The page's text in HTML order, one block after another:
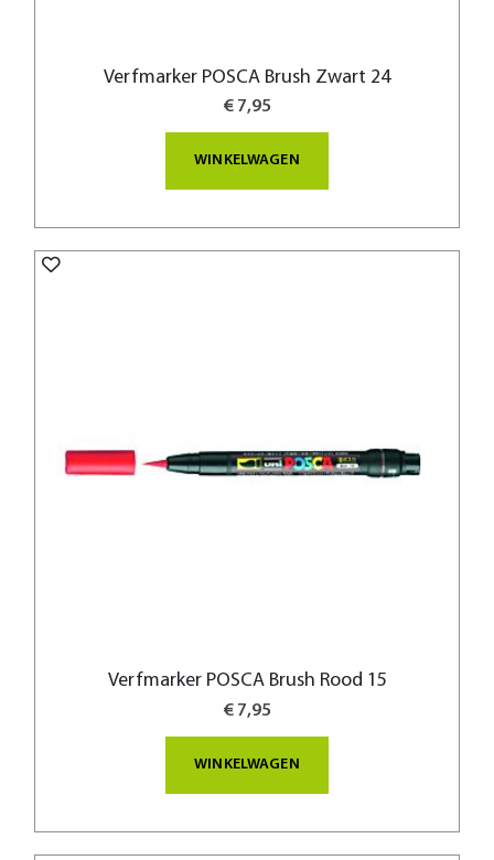
Verfmarker POSCA Brush Zwart 24
€ 7,95
WINKELWAGEN
Verfmarker POSCA Brush Rood 15
€ 7,95
WINKELWAGEN